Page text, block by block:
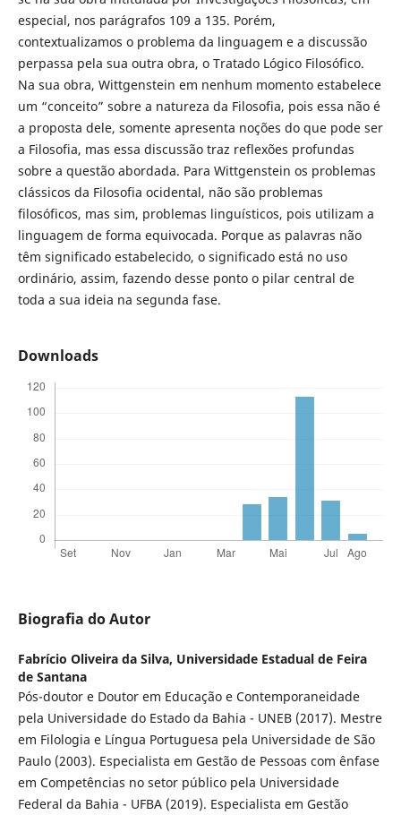
especial, nos parágrafos 109 a 135. Porém,
contextualizamos o problema da linguagem e a discussão
perpassa pela sua outra obra, o Tratado Lógico Filosófico.
Na sua obra, Wittgenstein em nenhum momento estabelece
um “conceito” sobre a natureza da Filosofia, pois essa não é
a proposta dele, somente apresenta noções do que pode ser
a Filosofia, mas essa discussão traz reflexões profundas
sobre a questão abordada. Para Wittgenstein os problemas
clássicos da Filosofia ocidental, não são problemas
filosóficos, mas sim, problemas linguísticos, pois utilizam a
linguagem de forma equivocada. Porque as palavras não
têm significado estabelecido, o significado está no uso
ordinário, assim, fazendo desse ponto o pilar central de
toda a sua ideia na segunda fase.
Downloads
Biografia do Autor
Fabrício Oliveira da Silva, Universidade Estadual de Feira
de Santana
Pós-doutor e Doutor em Educação e Contemporaneidade
pela Universidade do Estado da Bahia - UNEB (2017). Mestre
em Filologia e Língua Portuguesa pela Universidade de São
Paulo (2003). Especialista em Gestão de Pessoas com ênfase
em Competências no setor público pela Universidade
Federal da Bahia - UFBA (2019). Especialista em Gestão